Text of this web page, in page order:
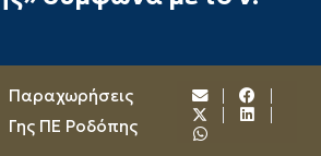
Παραχωρήσεις
Γης ΠΕ Ροδόπης